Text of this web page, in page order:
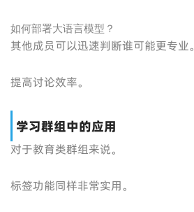
如何部署大语言模型？
其他成员可以迅速判断谁可能更专业。
提高讨论效率。
学习群组中的应用
对于教育类群组来说。
标签功能同样非常实用。